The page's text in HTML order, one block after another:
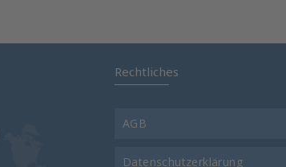
Rechtliches
AGB
Datenschutzerklärung